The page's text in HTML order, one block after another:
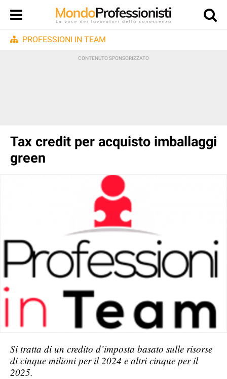
PROFESSIONI IN TEAM
Tax credit per acquisto imballaggi
green
Si tratta di un credito d’imposta basato sulle risorse
di cinque milioni per il 2024 e altri cinque per il
2025.